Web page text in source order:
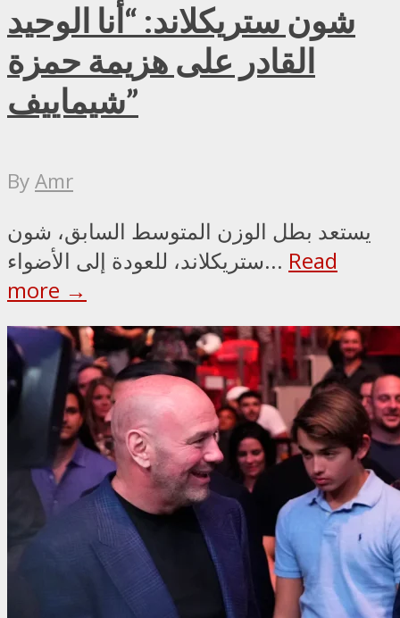
شون ستريكلاند: “أنا الوحيد
القادر على هزيمة حمزة
شيماييف”
ByAmr
يستعد بطل الوزن المتوسط السابق، شون
ستريكلاند، للعودة إلى الأضواء... Read
more →